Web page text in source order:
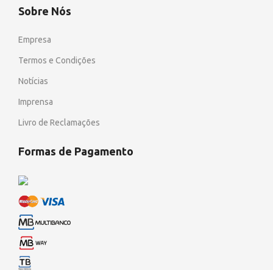
Sobre Nós
Empresa
Termos e Condições
Notícias
Imprensa
Livro de Reclamações
Formas de Pagamento